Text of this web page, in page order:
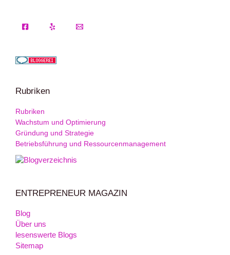
Rubriken
Rubriken
Wachstum und Optimierung
Gründung und Strategie
Betriebsführung und Ressourcenmanagement
ENTREPRENEUR MAGAZIN
Blog
Über uns
lesenswerte Blogs
Sitemap